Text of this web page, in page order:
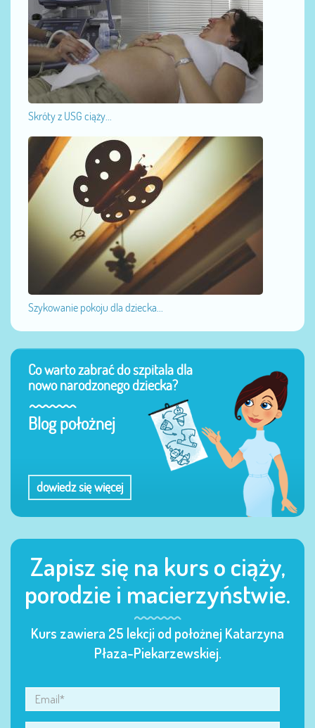
Skróty z USG ciąży...
Szykowanie pokoju dla dziecka...
Co warto zabrać do szpitala dla
nowo narodzonego dziecka?
Blog położnej
dowiedz się więcej
Zapisz się na kurs o ciąży,
porodzie i macierzyństwie.
Kurs zawiera 25 lekcji od położnej Katarzyna
Płaza-Piekarzewskiej.